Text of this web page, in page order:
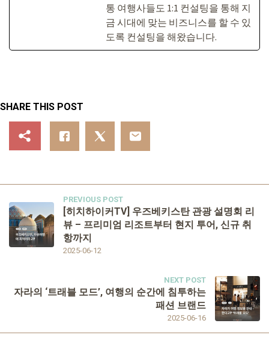
통 여행사들도 1:1 컨설팅을 통해 지
금 시대에 맞는 비즈니스를 할 수 있
도록 컨설팅을 해왔습니다.
SHARE THIS POST
PREVIOUS POST
2025-06-12
[히치하이커TV] 우즈베키스탄 관광 설명회 리
뷰 – 프리미엄 리조트부터 현지 투어, 신규 취
항까지
NEXT POST
2025-06-16
자라의 ‘트래블 모드’, 여행의 순간에 침투하는
패션 브랜드